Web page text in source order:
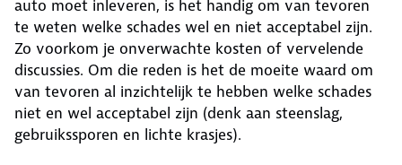
auto moet inleveren, is het handig om van tevoren
te weten welke schades wel en niet acceptabel zijn.
Zo voorkom je onverwachte kosten of vervelende
discussies. Om die reden is het de moeite waard om
van tevoren al inzichtelijk te hebben welke schades
niet en wel acceptabel zijn (denk aan steenslag,
gebruikssporen en lichte krasjes).